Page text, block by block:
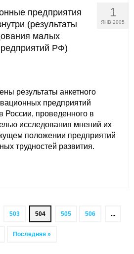
1
ЯНВ 2005
предприятия
(результаты
малых
РФ)
результаты анкетного
предприятий
России, проведенного в
исследования мнений их
положении предприятий
трудностей развития.
503 504 505 506 ...
Последняя »